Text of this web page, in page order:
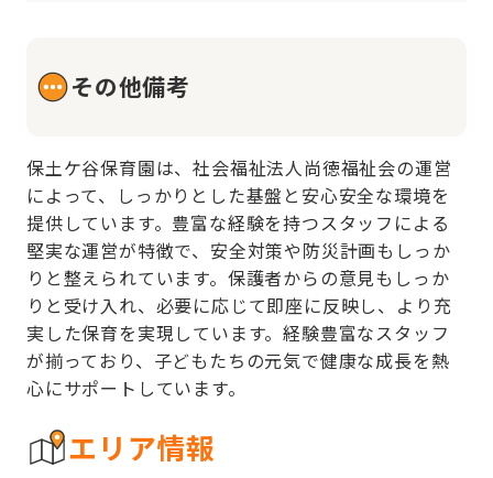
その他備考
保土ケ谷保育園は、社会福祉法人尚徳福祉会の運営
によって、しっかりとした基盤と安心安全な環境を
提供しています。豊富な経験を持つスタッフによる
堅実な運営が特徴で、安全対策や防災計画もしっか
りと整えられています。保護者からの意見もしっか
りと受け入れ、必要に応じて即座に反映し、より充
実した保育を実現しています。経験豊富なスタッフ
が揃っており、子どもたちの元気で健康な成長を熱
心にサポートしています。
エリア情報